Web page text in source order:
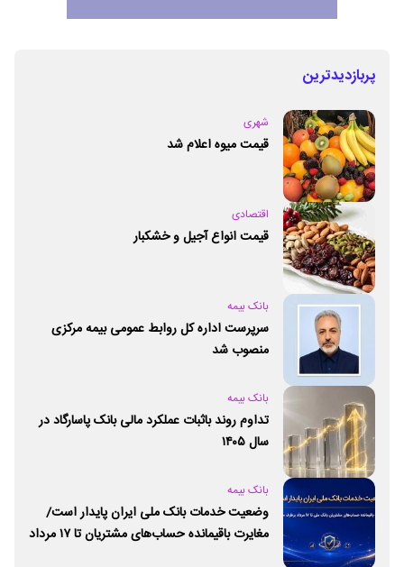
پربازدیدترین
شهری
قیمت میوه اعلام شد
اقتصادی
قیمت انواع آجیل و خشکبار
بانک بیمه
سرپرست اداره کل روابط عمومی بیمه مرکزی
منصوب شد
بانک بیمه
تداوم روند باثبات عملکرد مالی بانک پاسارگاد در
سال ۱۴۰۵
بانک بیمه
وضعیت خدمات بانک ملی ایران پایدار است/
مغایرت‌ باقیمانده حساب‌های مشتریان تا ۱۷ مرداد